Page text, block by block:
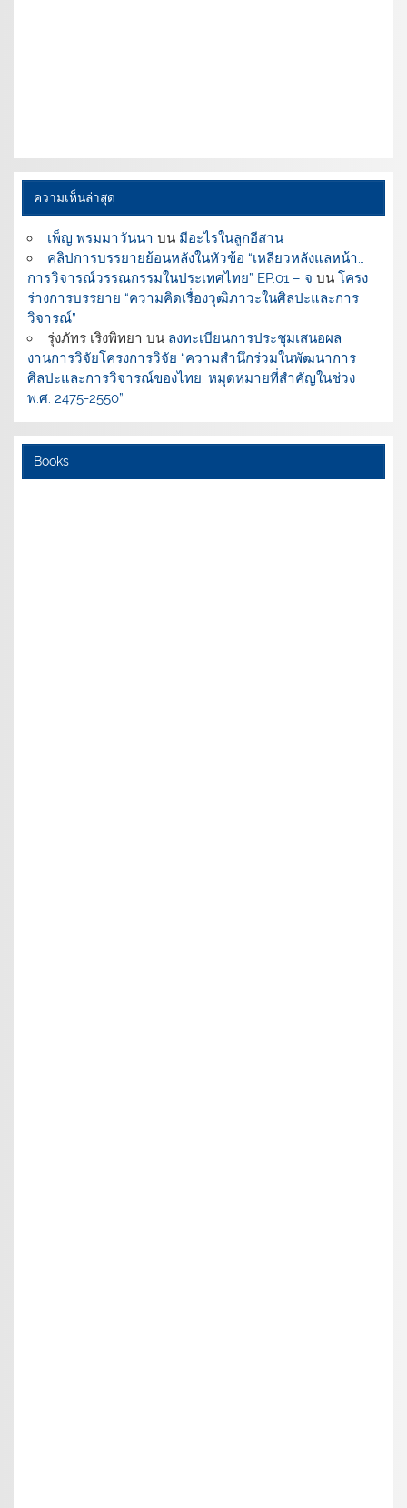
ความเห็นล่าสุด
เพ็ญ พรมมาวันนา บน มีอะไรในลูกอีสาน
คลิปการบรรยายย้อนหลังในหัวข้อ “เหลียวหลังแลหน้า…
การวิจารณ์วรรณกรรมในประเทศไทย” EP.01 – จ บนโครง
ร่างการบรรยาย “ความคิดเรื่องวุฒิภาวะในศิลปะและการ
วิจารณ์”
รุ่งภัทร เริงพิทยา บน ลงทะเบียนการประชุมเสนอผล
งานการวิจัยโครงการวิจัย “ความสำนึกร่วมในพัฒนาการ
ศิลปะและการวิจารณ์ของไทย: หมุดหมายที่สำคัญในช่วง
พ.ศ. 2475-2550”
Books